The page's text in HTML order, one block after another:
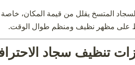
المتسخ يقلل من قيمة المكان،
على مظهر نظيف ومنظم طوال الوقت.
تنظيف سجاد